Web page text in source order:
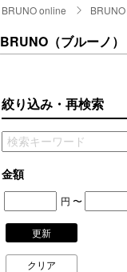
店舗一覧
特集一覧
ランキング
コラム
ニュース
BRUNO online BRUNO
BRUNO（ブルーノ）
絞り込み・再検索
金額
円 〜
更新
クリア